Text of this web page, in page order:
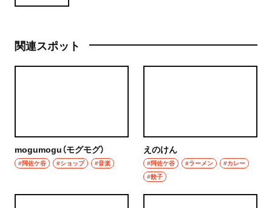
関連スポット
mogumogu（モグモグ）
#阿佐ケ谷 #ショップ #音楽
えのけん
#阿佐ケ谷 #ラーメン
#カレー
#餃子